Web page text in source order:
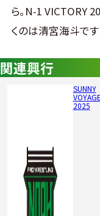
ら｡N-1 VICTORY
くのは清宮海斗で
関連興行
SUNNY
VOYAGE
2025